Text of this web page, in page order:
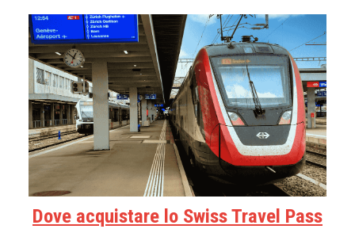
Dove acquistare lo Swiss Travel Pass